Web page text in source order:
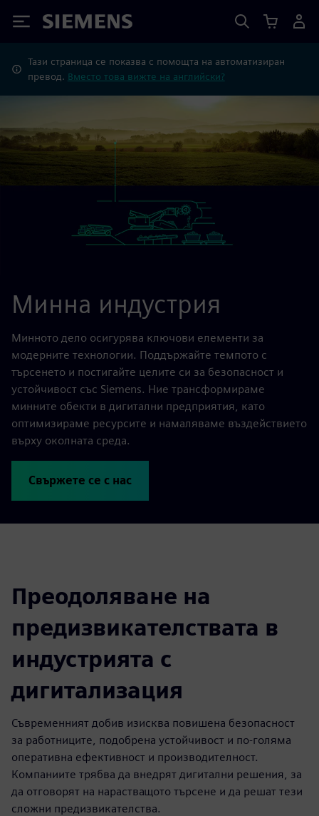
Siemens
Тази страница се показва с помощта на автоматизиран
превод. Вместо това вижте на английски?
Минна индустрия
Минното дело осигурява ключови елементи за
модерните технологии. Поддържайте темпото с
търсенето и постигайте целите си за безопасност и
устойчивост със Siemens. Ние трансформираме
минните обекти в дигитални предприятия, като
оптимизираме ресурсите и намаляваме въздействието
върху околната среда.
Свържете се с нас
Преодоляване на
предизвикателствата в
индустрията с
дигитализация
Съвременният добив изисква повишена безопасност
за работниците, подобрена устойчивост и по-голяма
оперативна ефективност и производителност.
Компаниите трябва да внедрят дигитални решения, за
да отговорят на нарастващото търсене и да решат тези
сложни предизвикателства.